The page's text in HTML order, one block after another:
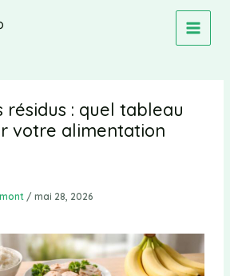
résidus : quel tableau
votre alimentation
/ mai 28, 2026